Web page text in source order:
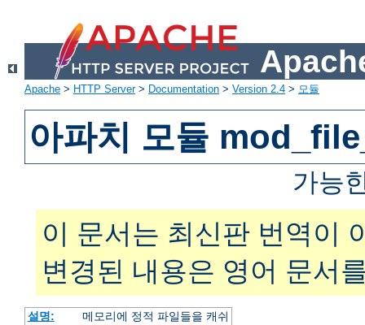
Apache > HTTP Server> Documentation > Version 2.4 > 모듈
아파치 모듈
가능
이 문서는 최신판 번역이
변경된 내용은 영어 문서
설명:
메모리에 정적 파일들을 캐쉬